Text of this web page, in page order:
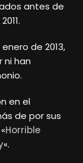
antes de
de 2013,
ni han
en el
de por sus
Horrible
«.